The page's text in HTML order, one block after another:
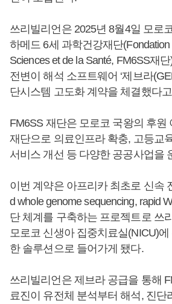
쓰리빌리언은 2025년 8월4일 모로
하메드 6세 과학건강재단
Sciences et de la Santé, FM6SS재
전변이 해석 소프트웨어 ‘제브라
단시스템 고도화 계약을 체결했다
FM6SS 재단은 모로코 국왕의 후원
재단으로 의료인프라 확충, 고등교
서비스 개선 등 다양한 공공사업을
이번 계약은 아프리카 최초로 신속
d whole genome sequencing, rapid
단 체계를 구축하는 프로젝트로 쓰
모로코 신생아 집중치료실(NICU)
한 솔루션으로 들어가게 됐다.
쓰리빌리언은 제브라 공급을 통해
료진이 유전체 분석부터 해석, 진단